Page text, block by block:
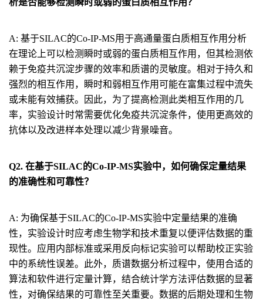
析是否能够检测瞬时或弱的蛋白质相互作用？
A: 基于SILAC的Co-IP-MS用于高通量蛋白质相互作用分析
在理论上可以检测瞬时或弱的蛋白质相互作用，但其检测依
赖于免疫共沉淀步骤的效率和质谱的灵敏度。相对于持久和
强烈的相互作用，瞬时和弱相互作用可能在富集过程中流失
或未能有效捕获。因此，为了提高检测此类相互作用的几
率，实验设计时常需要优化免疫共沉淀条件，使用更高效的
抗体以及改进样本处理以减少背景噪音。
Q2. 在基于SILAC的Co-IP-MS实验中，如何确保定量结果
的准确性和可靠性？
A: 为确保基于SILAC的Co-IP-MS实验中定量结果的准确
性，实验设计时应考虑生物学和技术重复以便评估数据的重
现性。应用内部标准或采用反向标记实验可以帮助校正实验
中的系统性误差。此外，质谱数据分析过程中，使用合适的
算法和软件进行定量计算，结合统计学方法评估数据的显著
性，对确保结果的可靠性至关重要。数据的后期处理和生物